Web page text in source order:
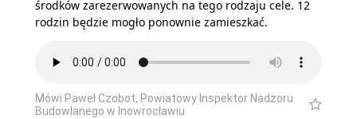
środków zarezerwowanych na tego rodzaju cele. 12
rodzin będzie mogło ponownie zamieszkać.
Mówi Paweł Czobot, Powiatowy Inspektor Nadzoru
Budowlanego w Inowrocławiu